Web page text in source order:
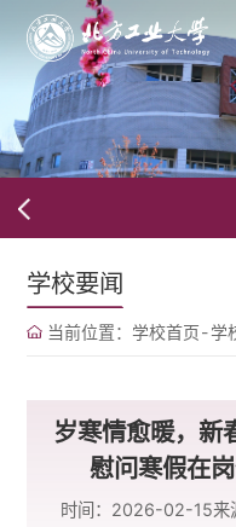
学校要闻
当前位置： 学校首页-学
岁寒情愈暖，
慰问寒假在
时间：2026-02-15来